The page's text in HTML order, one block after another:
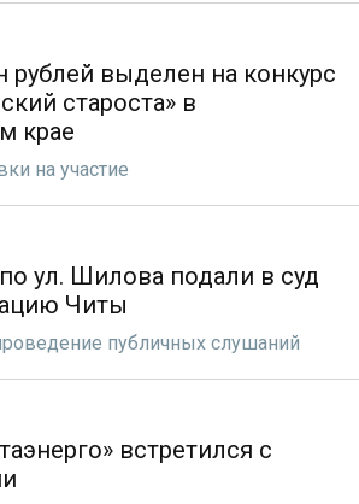
выделен на конкурс
староста» в
крае
на участие
ул. Шилова подали в суд
Читы
публичных слушаний
встретился с